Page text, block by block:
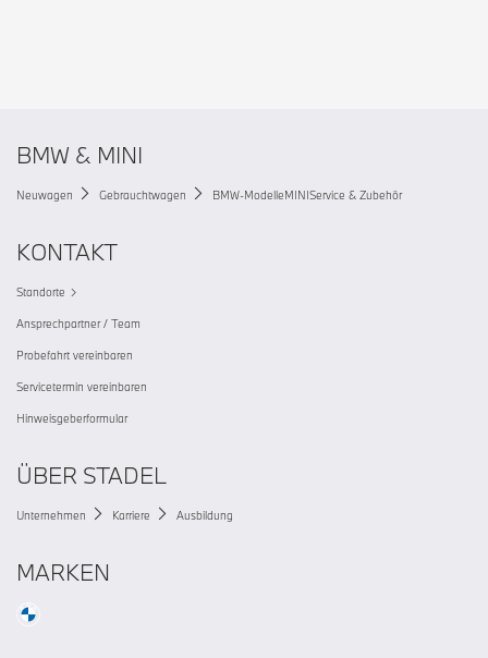
BMW & MINI
Neuwagen Gebrauchtwagen BMW-ModelleMINIService & Zubehör
KONTAKT
Standorte
Ansprechpartner / Team
Probefahrt vereinbaren
Servicetermin vereinbaren
Hinweisgeberformular
ÜBER STADEL
Unternehmen Karriere Ausbildung
MARKEN